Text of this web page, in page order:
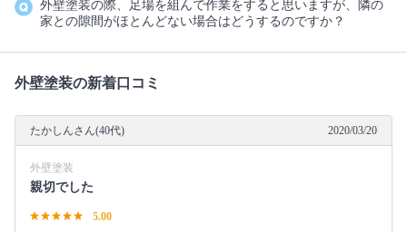
外壁塗装の際、足場を組んで作業をすると思いますが、隣の
家との隙間がほとんどない場合はどうするのですか？
外壁塗装の新着口コミ
たかしんさん(40代) 2020/03/20
外壁塗装
親切でした
5.00